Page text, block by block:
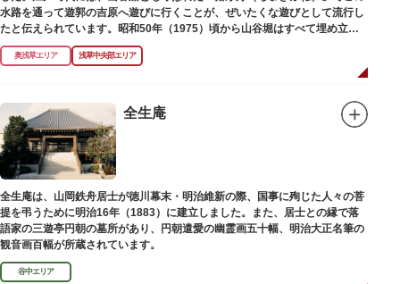
水路を通って遊郭の吉原へ遊びに行くことが、ぜいたくな遊びとして流行し
たと伝えられています。昭和50年（1975）頃から山谷堀はすべて埋め立て
られて暗渠となり、細長い公園として生まれ変わりました。山谷堀公園に
は、猪牙舟についての説明板も設置されています。
奥浅草エリア 浅草中央部エリア
全生庵
全生庵は、山岡鉄舟居士が徳川幕末・明治維新の際、国事に殉じた人々の菩
提を弔うために明治16年（1883）に建立しました。また、居士との縁で落
語家の三遊亭円朝の墓所があり、円朝遣愛の幽霊画五十幅、明治大正名筆の
観音画百幅が所蔵されています。
谷中エリア